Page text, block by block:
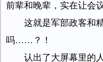
前辈和晚辈，实在让会
这就是军部政客和
吗……？！
认出了大屏幕里的